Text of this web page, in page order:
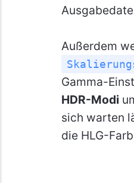
Außerdem
Gamma-
HDR-Modi
sich warten
die HLG-